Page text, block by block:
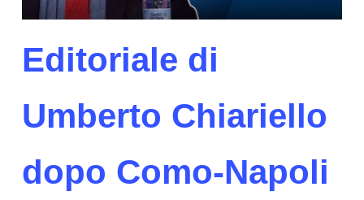
Editoriale di
Umberto Chiariello
dopo Como-Napoli